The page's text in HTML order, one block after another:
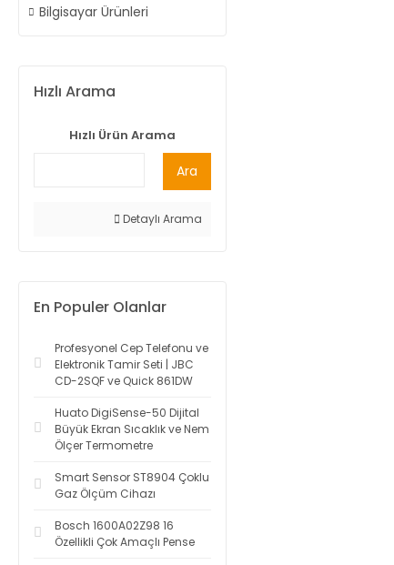
Bilgisayar Ürünleri
Hızlı Arama
Hızlı Ürün Arama
Ara
Detaylı Arama
En Populer Olanlar
Profesyonel Cep Telefonu ve
Elektronik Tamir Seti | JBC
CD-2SQF ve Quick 861DW
Huato DigiSense-50 Dijital
Büyük Ekran Sıcaklık ve Nem
Ölçer Termometre
Smart Sensor ST8904 Çoklu
Gaz Ölçüm Cihazı
Bosch 1600A02Z98 16
Özellikli Çok Amaçlı Pense